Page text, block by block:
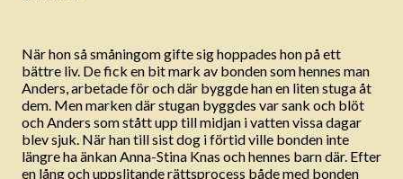
När hon så småningom gifte sig hoppades hon på ett
bättre liv. De fick en bit mark av bonden som hennes man
Anders, arbetade för och där byggde han en liten stuga åt
dem. Men marken där stugan byggdes var sank och blöt
och Anders som stått upp till midjan i vatten vissa dagar
blev sjuk. När han till sist dog i förtid ville bonden inte
längre ha änkan Anna-Stina Knas och hennes barn där. Efter
en lång och uppslitande rättsprocess både med bonden